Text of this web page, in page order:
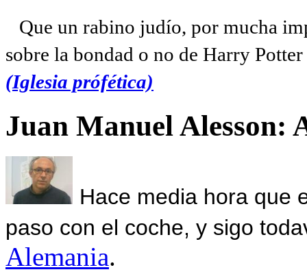
Que un rabino judío, por mucha
sobre la bondad o no de Harry
(Iglesia prófética)
Juan Manuel Alesson:
Hace media hora que
paso con el coche, y sigo
Alemania.